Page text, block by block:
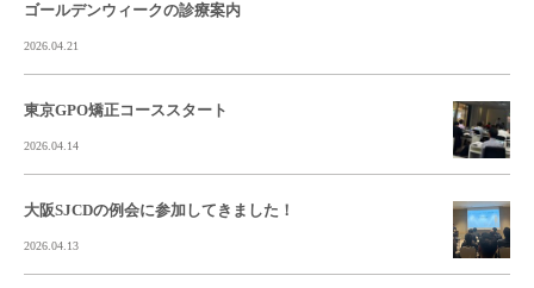
ゴールデンウィークの診療案内
2026.04.21
東京GPO矯正コーススタート
2026.04.14
大阪SJCDの例会に参加してきました！
2026.04.13